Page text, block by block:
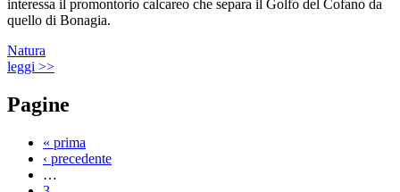
interessa il promontorio calcareo che separa il Golfo del Cofano da
quello di Bonagia.
Natura
leggi >>
Pagine
« prima
‹ precedente
…